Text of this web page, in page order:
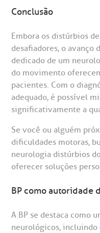
Conclusão
Embora os distúrbios
desafiadores, o avanço
dedicado de um
do movimento
pacientes. Com o
adequado, é possível
significativamente a
Se você ou alguém
dificuldades motoras,
neurologia distúrbios
oferecer soluções
BP como autoridade
A BP se destaca como
neurológicos,